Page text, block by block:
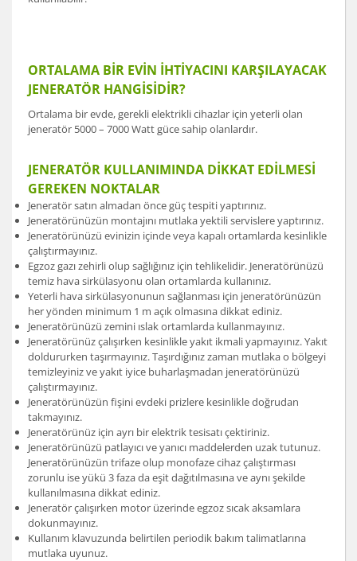
ORTALAMA BİR EVİN İHTİYACINI KARŞILAYACAK
JENERATÖR HANGİSİDİR?
Ortalama bir evde, gerekli elektrikli cihazlar için yeterli olan
jeneratör 5000 – 7000 Watt güce sahip olanlardır.
JENERATÖR KULLANIMINDA DİKKAT EDİLMESİ
GEREKEN NOKTALAR
Jeneratör satın almadan önce güç tespiti yaptırınız.
Jeneratörünüzün montajını mutlaka yektili servislere yaptırınız.
Jeneratörünüzü evinizin içinde veya kapalı ortamlarda kesinlikle
çalıştırmayınız.
Egzoz gazı zehirli olup sağlığınız için tehlikelidir. Jeneratörünüzü
temiz hava sirkülasyonu olan ortamlarda kullanınız.
Yeterli hava sirkülasyonunun sağlanması için jeneratörünüzün
her yönden minimum 1 m açık olmasına dikkat ediniz.
Jeneratörünüzü zemini ıslak ortamlarda kullanmayınız.
Jeneratörünüz çalışırken kesinlikle yakıt ikmali yapmayınız. Yakıt
doldururken taşırmayınız. Taşırdığınız zaman mutlaka o bölgeyi
temizleyiniz ve yakıt iyice buharlaşmadan jeneratörünüzü
çalıştırmayınız.
Jeneratörünüzün fişini evdeki prizlere kesinlikle doğrudan
takmayınız.
Jeneratörünüz için ayrı bir elektrik tesisatı çektiriniz.
Jeneratörünüzü patlayıcı ve yanıcı maddelerden uzak tutunuz.
Jeneratörünüzün trifaze olup monofaze cihaz çalıştırması
zorunlu ise yükü 3 faza da eşit dağıtılmasına ve aynı şekilde
kullanılmasına dikkat ediniz.
Jeneratör çalışırken motor üzerinde egzoz sıcak aksamlara
dokunmayınız.
Kullanım klavuzunda belirtilen periodik bakım talimatlarına
mutlaka uyunuz.